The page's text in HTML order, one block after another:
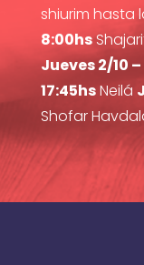
shiurim hasta
8:00hs
Jueves 2/10 –
17:45hsNeilá
Shofar